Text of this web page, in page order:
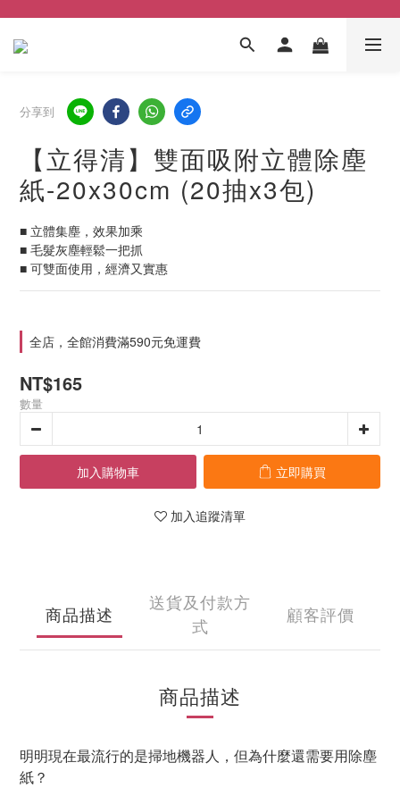
分享到
【立得清】雙面吸附立體除塵
紙-20x30cm (20抽x3包)
■ 立體集塵，效果加乘
■ 毛髮灰塵輕鬆一把抓
■ 可雙面使用，經濟又實惠
全店，全館消費滿590元免運費
NT$165
數量
加入購物車 立即購買
加入追蹤清單
商品描述
送貨及付款方
式
顧客評價
商品描述
明明現在最流行的是掃地機器人，但為什麼還需要用除塵
紙？